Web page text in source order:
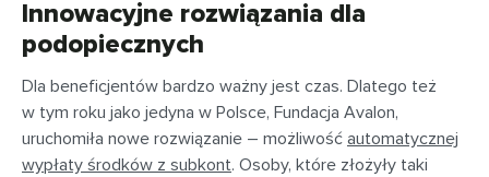
Innowacyjne rozwiązania dla
podopiecznych
Dla beneficjentów bardzo ważny jest czas. Dlatego też
w tym roku jako jedyna w Polsce, Fundacja Avalon,
uruchomiła nowe rozwiązanie – możliwość automatycznej
wypłaty środków z subkont. Osoby, które złożyły taki